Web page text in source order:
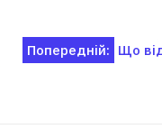
Попередній: Що